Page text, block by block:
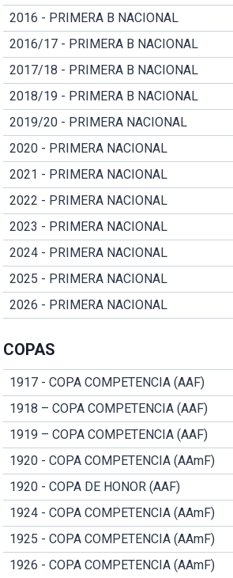
2016 - PRIMERA B NACIONAL
2016/17 - PRIMERA B NACIONAL
2017/18 - PRIMERA B NACIONAL
2018/19 - PRIMERA B NACIONAL
2019/20 - PRIMERA NACIONAL
2020 - PRIMERA NACIONAL
2021 - PRIMERA NACIONAL
2022 - PRIMERA NACIONAL
2023 - PRIMERA NACIONAL
2024 - PRIMERA NACIONAL
2025 - PRIMERA NACIONAL
2026 - PRIMERA NACIONAL
COPAS
1917 - COPA COMPETENCIA (AAF)
1918 – COPA COMPETENCIA (AAF)
1919 – COPA COMPETENCIA (AAF)
1920 - COPA COMPETENCIA (AAmF)
1920 - COPA DE HONOR (AAF)
1924 - COPA COMPETENCIA (AAmF)
1925 - COPA COMPETENCIA (AAmF)
1926 - COPA COMPETENCIA (AAmF)